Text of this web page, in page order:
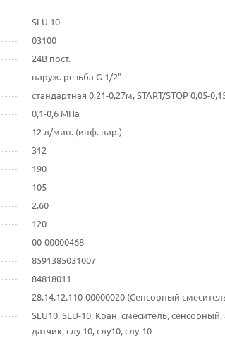
SLU 10
03100
24В пост.
наруж. резьба G 1/2"
стандартная 0,21-0,27м, START/STOP 0,05-
0,1-0,6 МПа
12 л/мин. (инф. пар.)
312
190
105
2.60
120
00-00000468
8591385031007
84818011
28.14.12.110-00000020 (Сенсорный
SLU10, SLU-10, Кран, смеситель,
датчик, слу 10, слу10, слу-10